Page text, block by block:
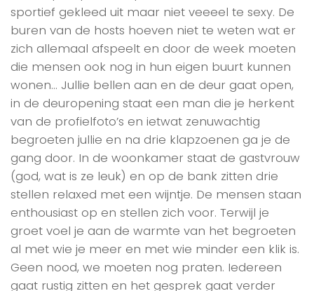
sportief gekleed uit maar niet veeeel te sexy. De
buren van de hosts hoeven niet te weten wat er
zich allemaal afspeelt en door de week moeten
die mensen ook nog in hun eigen buurt kunnen
wonen… Jullie bellen aan en de deur gaat open,
in de deuropening staat een man die je herkent
van de profielfoto’s en ietwat zenuwachtig
begroeten jullie en na drie klapzoenen ga je de
gang door. In de woonkamer staat de gastvrouw
(god, wat is ze leuk) en op de bank zitten drie
stellen relaxed met een wijntje. De mensen staan
enthousiast op en stellen zich voor. Terwijl je
groet voel je aan de warmte van het begroeten
al met wie je meer en met wie minder een klik is.
Geen nood, we moeten nog praten. Iedereen
gaat rustig zitten en het gesprek gaat verder